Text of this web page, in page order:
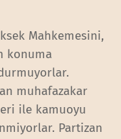
Mahkemesini,
konuma
muhafazakar
ile kamuoyu
Partizan